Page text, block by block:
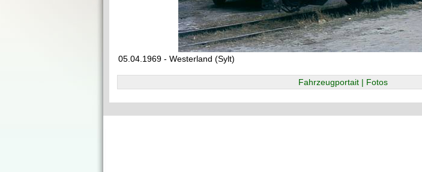
05.04.1969 - Westerland (Sylt)
Fahrzeugportait | Fotos